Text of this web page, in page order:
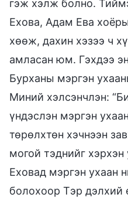
гэж хэлж болно.
Ехова, Адам Ева
хөөж, дахин хэзээ ч
амласан юм. Гэхдээ
Бурханы мэргэн
Миний хэлсэнчлэн:
үндэслэн мэргэн
төрөлхтөн хэчнээн
могой тэднийг хэрхэн
Еховад мэргэн ухаан
болохоор Тэр дэлхий